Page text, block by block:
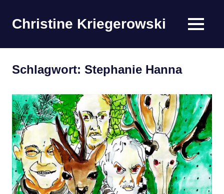
Inhalt
springen
Christine Kriegerowski MENÜ
Schlagwort: Stephanie Hanna